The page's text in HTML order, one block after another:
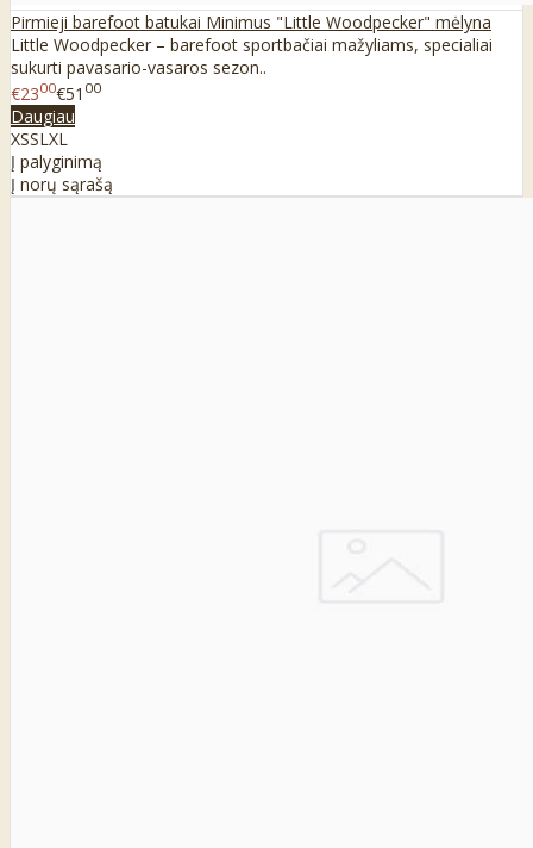
Pirmieji barefoot batukai Minimus "Little Woodpecker" mėlyna
Little Woodpecker – barefoot sportbačiai mažyliams, specialiai
sukurti pavasario-vasaros sezon..
€2300€51 00
Daugiau
XSSL XL
Į palyginimą
Į norų sąrašą